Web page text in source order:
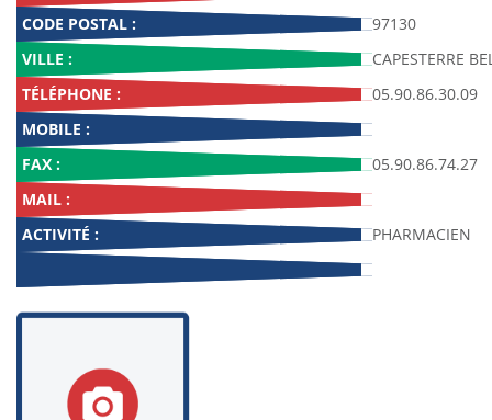
CODE POSTAL :
97130
VILLE :
CAPESTERRE
TÉLÉPHONE :
05.90.86.30.09
MOBILE :
FAX :
05.90.86.74.27
MAIL :
ACTIVITÉ :
PHARMACIEN